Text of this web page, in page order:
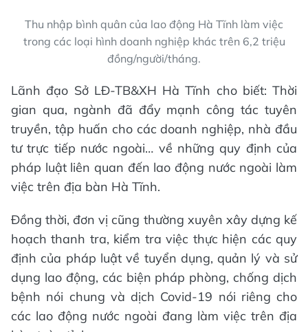
Thu nhập bình quân của lao động Hà Tĩnh làm việc
trong các loại hình doanh nghiệp khác trên 6,2 triệu
đồng/người/tháng.
Lãnh đạo Sở LĐ-TB&XH Hà Tĩnh cho biết: Thời
gian qua, ngành đã đẩy mạnh công tác tuyên
truyền, tập huấn cho các doanh nghiệp, nhà đầu
tư trực tiếp nước ngoài… về những quy định của
pháp luật liên quan đến lao động nước ngoài làm
việc trên địa bàn Hà Tĩnh.
Đồng thời, đơn vị cũng thường xuyên xây dựng kế
hoạch thanh tra, kiểm tra việc thực hiện các quy
định của pháp luật về tuyển dụng, quản lý và sử
dụng lao động, các biện pháp phòng, chống dịch
bệnh nói chung và dịch Covid-19 nói riêng cho
các lao động nước ngoài đang làm việc trên địa